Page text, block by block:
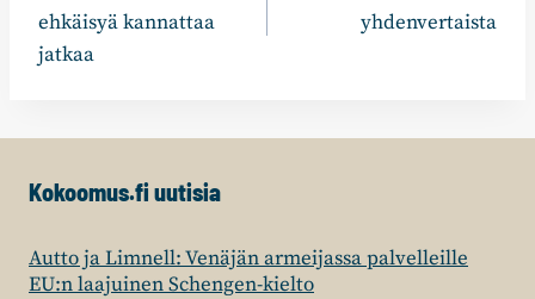
ehkäisyä kannattaa
jatkaa
yhdenvertaista
Kokoomus.fi uutisia
Autto ja Limnell: Venäjän armeijassa palvelleille
EU:n laajuinen Schengen-kielto